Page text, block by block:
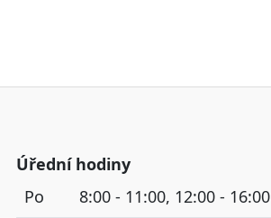
Úřední hodiny
Po
8:00 - 11:00, 12:00 - 16:00